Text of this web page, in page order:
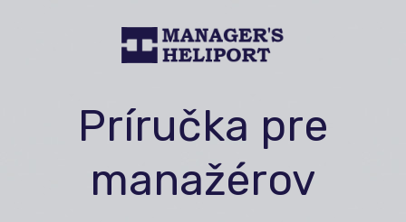
Príručka pre
manažérov